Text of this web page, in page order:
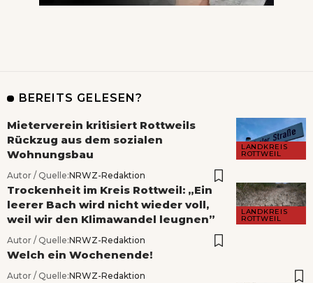
BEREITS GELESEN?
LANDKREIS
ROTTWEIL
Mieterverein kritisiert Rottweils
Rückzug aus dem sozialen
Wohnungsbau
Autor / Quelle:NRWZ-Redaktion
LANDKREIS
ROTTWEIL
Trockenheit im Kreis Rottweil: „Ein
leerer Bach wird nicht wieder voll,
weil wir den Klimawandel leugnen”
Autor / Quelle:NRWZ-Redaktion
Welch ein Wochenende!
Autor / Quelle:NRWZ-Redaktion